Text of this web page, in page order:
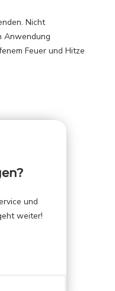
Nicht
Anwendung
Feuer und Hitze
und
weiter!